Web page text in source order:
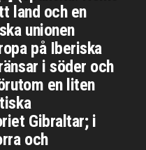
land och en
unionen
på Iberiska
i söder och
en liten
Gibraltar; i
och